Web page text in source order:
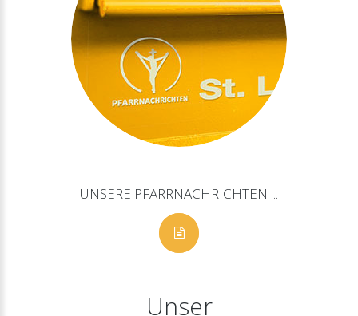
UNSERE PFARRNACHRICHTEN ...
Unser